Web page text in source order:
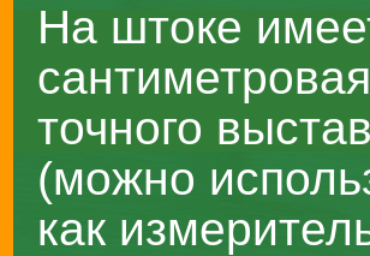
На штоке
точного
(можно
как